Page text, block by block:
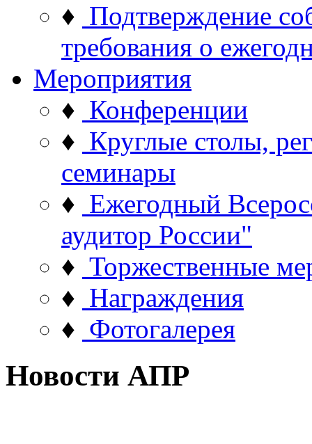
♦ Подтверждение
требования о
Мероприятия
♦ Конференции
♦ Круглые столы,
семинары
♦ Ежегодный
аудитор России"
♦ Торжественные
♦ Награждения
♦ Фотогалерея
Новости АПР